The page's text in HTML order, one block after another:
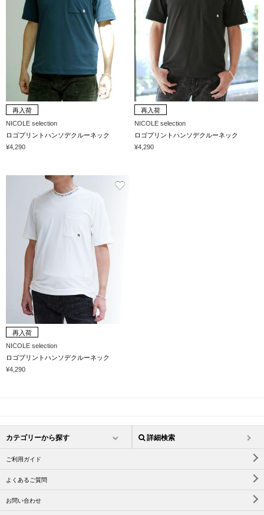
再入荷
NICOLE selection
ロゴプリントハンソデクルーネック
¥4,290
再入荷
NICOLE selection
ロゴプリントハンソデクルーネック
¥4,290
再入荷
NICOLE selection
ロゴプリントハンソデクルーネック
¥4,290
カテゴリーから探す 詳細検索
ご利用ガイド
よくあるご質問
お問い合わせ